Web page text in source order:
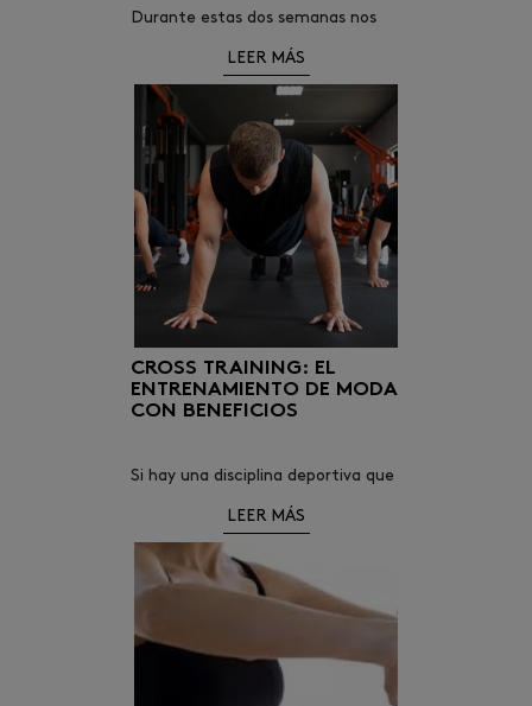
Durante estas dos semanas nos
felices cenas y comidas de
navidad. Es una época del año en
la que nos evadimos de nuestra
rutina y nos dejamos llevar.
LEER MÁS
CROSS TRAINING: EL
ENTRENAMIENTO DE MODA
CON BENEFICIOS
Si hay una disciplina deportiva que
años y que cada vez está ganando
más adeptos, ese es el Cross
Training.
LEER MÁS